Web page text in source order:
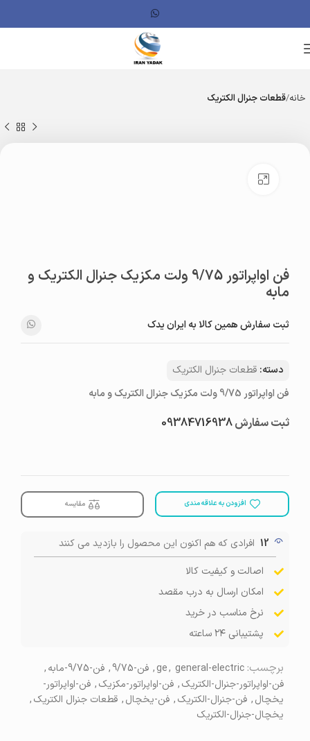
خانه قطعات جنرال الکتریک
فن اواپراتور 9/75 ولت مکزیک جنرال الکتریک و
مابه
ثبت سفارش همین کالا به ایران یدک
دسته: قطعات جنرال الکتریک
فن اواپراتور 9/75 ولت مکزیک جنرال الکتریک و مابه
ثبت سفارش09384716938
افزودن به علاقه مندی مقایسه
12 افرادی که هم اکنون این محصول را بازدید می کنند
اصالت و کیفیت کالا
امکان ارسال به درب مقصد
نرخ مناسب در خرید
پشتیبانی ۲۴ ساعته
برچسب: ge, general-electric
, فن-9/75 , فن-9/75-مابه
,
فن-اواپراتور-جنرال-الکتریک, فن-اواپراتور-مکزیک, فن-اواپراتور-
یخچال, فن-جنرال-الکتریک, فن-یخچال, قطعات جنرال الکتریک,
یخچال-جنرال-الکتریک